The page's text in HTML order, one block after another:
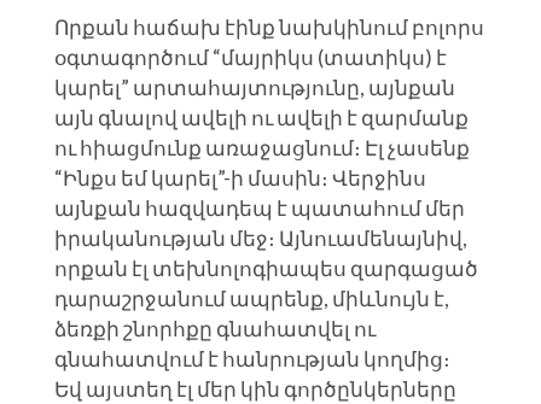
Որքան հաճախ էինք նախկինում բոլորս
օգտագործում “մայրիկս (տատիկս) է
կարել” արտահայտությունը, այնքան
այն գնալով ավելի ու ավելի է զարմանք
ու հիացմունք առաջացնում։ Էլ չասենք
“Ինքս եմ կարել”-ի մասին։ Վերջինս
այնքան հազվադեպ է պատահում մեր
իրականության մեջ։ Այնուամենայնիվ,
որքան էլ տեխնոլոգիապես զարգացած
դարաշրջանում ապրենք, միևնույն է,
ձեռքի շնորհքը գնահատվել ու
գնահատվում է հանրության կողմից։
Եվ այստեղ էլ մեր կին գործընկերները